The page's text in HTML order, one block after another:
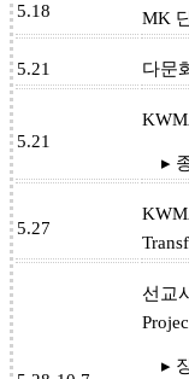
5.18 MK
5.21 다문
5.21
▸
5.27
선교
▸